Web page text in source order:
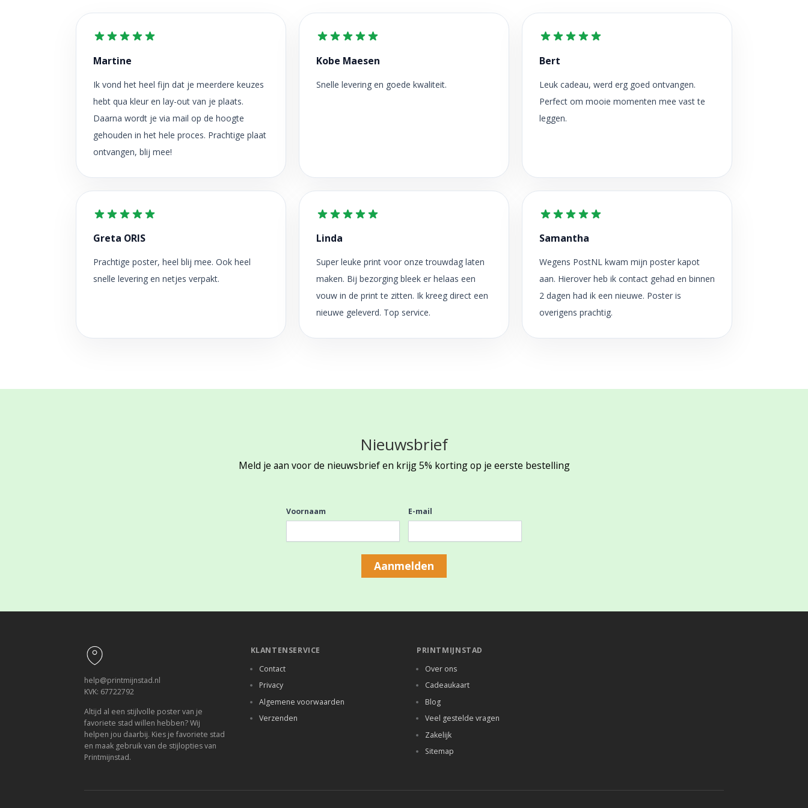
Martine
Ik vond het heel fijn dat je meerdere keuzes
hebt qua kleur en lay-out van je plaats.
Daarna wordt je via mail op de hoogte
gehouden in het hele proces. Prachtige plaat
ontvangen, blij mee!
Kobe Maesen
Snelle levering en goede kwaliteit.
Bert
Leuk cadeau, werd erg goed ontvangen.
Perfect om mooie momenten mee vast te
leggen.
Greta ORIS
Prachtige poster, heel blij mee. Ook heel
snelle levering en netjes verpakt.
Linda
Super leuke print voor onze trouwdag laten
maken. Bij bezorging bleek er helaas een
vouw in de print te zitten. Ik kreeg direct een
nieuwe geleverd. Top service.
Samantha
Wegens PostNL kwam mijn poster kapot
aan. Hierover heb ik contact gehad en binnen
2 dagen had ik een nieuwe. Poster is
overigens prachtig.
Nieuwsbrief
Meld je aan voor de nieuwsbrief en krijg 5% korting op je eerste bestelling
Voornaam E-mail
Aanmelden
help@printmijnstad.nl
KVK: 67722792
Altijd al een stijlvolle poster van je
favoriete stad willen hebben? Wij
helpen jou daarbij. Kies je favoriete stad
en maak gebruik van de stijlopties van
Printmijnstad.
KLANTENSERVICE
Contact
Privacy
Algemene voorwaarden
Verzenden
PRINTMIJNSTAD
Over ons
Cadeaukaart
Blog
Veel gestelde vragen
Zakelijk
Sitemap